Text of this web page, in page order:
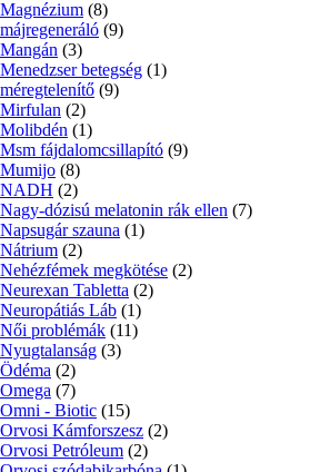
Magnézium (8)
májregeneráló (9)
Mangán (3)
Menedzser betegség (1)
méregtelenítő (9)
Mirfulan (2)
Molibdén (1)
Msm fájdalomcsillapító (9)
Mumijo (8)
NADH (2)
Nagy-dózisú melatonin rák ellen (7)
Napsugár szauna (1)
Nátrium (2)
Nehézfémek megkötése (2)
Neurexan Tabletta (2)
Neuropátiás Láb (1)
Női problémák (11)
Nyugtalanság (3)
Ödéma (2)
Omega (7)
Omni - Biotic (15)
Orvosi Kámforszesz (2)
Orvosi Petróleum (2)